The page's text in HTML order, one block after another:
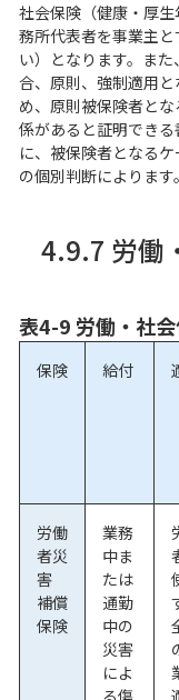
社会保険（健康・厚
務所代表者を事業主
い）となります。ま
合、原則、強制適用
め、原則被保険者と
係があると証明でき
に、被保険者となる
の個別判断によります。
4.9.7 労働
表4-9 労働・社
保険 給付
労働
者災
害
補償
保険
業務
中ま
たは
通勤
中の
災害
によ
る傷